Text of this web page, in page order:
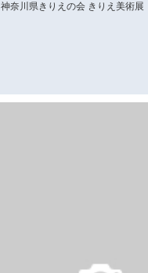
神奈川県きりえの会 きりえ美術展